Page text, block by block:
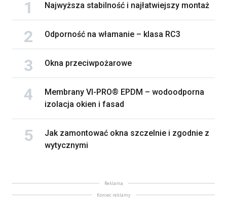
Najwyższa stabilność i najłatwiejszy montaż
Odporność na włamanie – klasa RC3
Okna przeciwpożarowe
Membrany VI-PRO® EPDM – wodoodporna
izolacja okien i fasad
Jak zamontować okna szczelnie i zgodnie z
wytycznymi
Reklama
Koniec reklamy